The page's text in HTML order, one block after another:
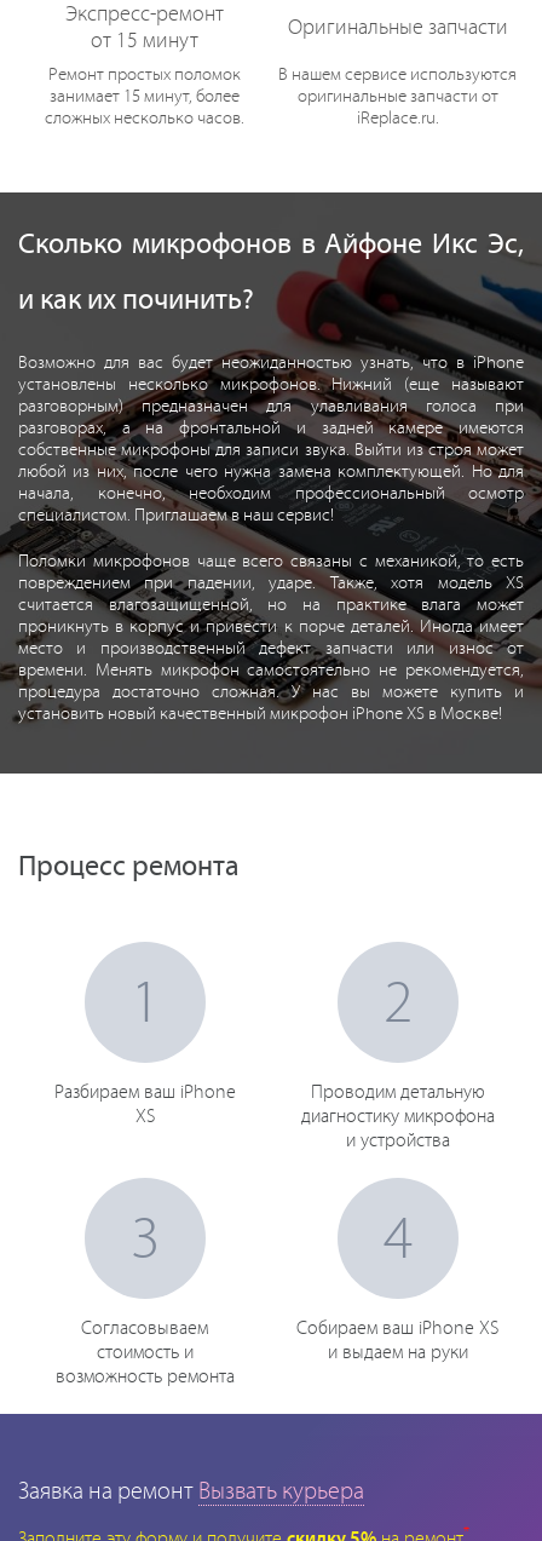
Экспресс-ремонт
от 15 минут
Ремонт простых поломок
занимает 15 минут, более
сложных несколько часов.
Оригинальные запчасти
В нашем сервисе используются
оригинальные запчасти от
iReplace.ru.
Сколько микрофонов в Айфоне Икс Эс,
и как их починить?
Возможно для вас будет неожиданностью узнать, что в iPhone
установлены несколько микрофонов. Нижний (еще называют
разговорным) предназначен для улавливания голоса при
разговорах, а на фронтальной и задней камере имеются
собственные микрофоны для записи звука. Выйти из строя может
любой из них, после чего нужна замена комплектующей. Но для
начала, конечно, необходим профессиональный осмотр
специалистом. Приглашаем в наш сервис!
Поломки микрофонов чаще всего связаны с механикой, то есть
повреждением при падении, ударе. Также, хотя модель XS
считается влагозащищенной, но на практике влага может
проникнуть в корпус и привести к порче деталей. Иногда имеет
место и производственный дефект запчасти или износ от
времени. Менять микрофон самостоятельно не рекомендуется,
процедура достаточно сложная. У нас вы можете купить и
установить новый качественный микрофон iPhone XS в Москве!
Процесс ремонта
1
Разбираем ваш iPhone
XS
2
Проводим детальную
диагностику микрофона
и устройства
3
Согласовываем
стоимость и
возможность ремонта
4
Собираем ваш iPhone XS
и выдаем на руки
Заявка на ремонт Вызвать курьера
*